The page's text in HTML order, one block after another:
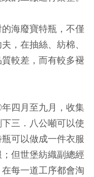
海廢寶特瓶，不僅
，在抽絲、紡棉、
較差，而有較多褪
四月至九月，收集
三．八公噸可以使
可以做成一件衣服
但世堡紡織副總經
每一道工序都會淘